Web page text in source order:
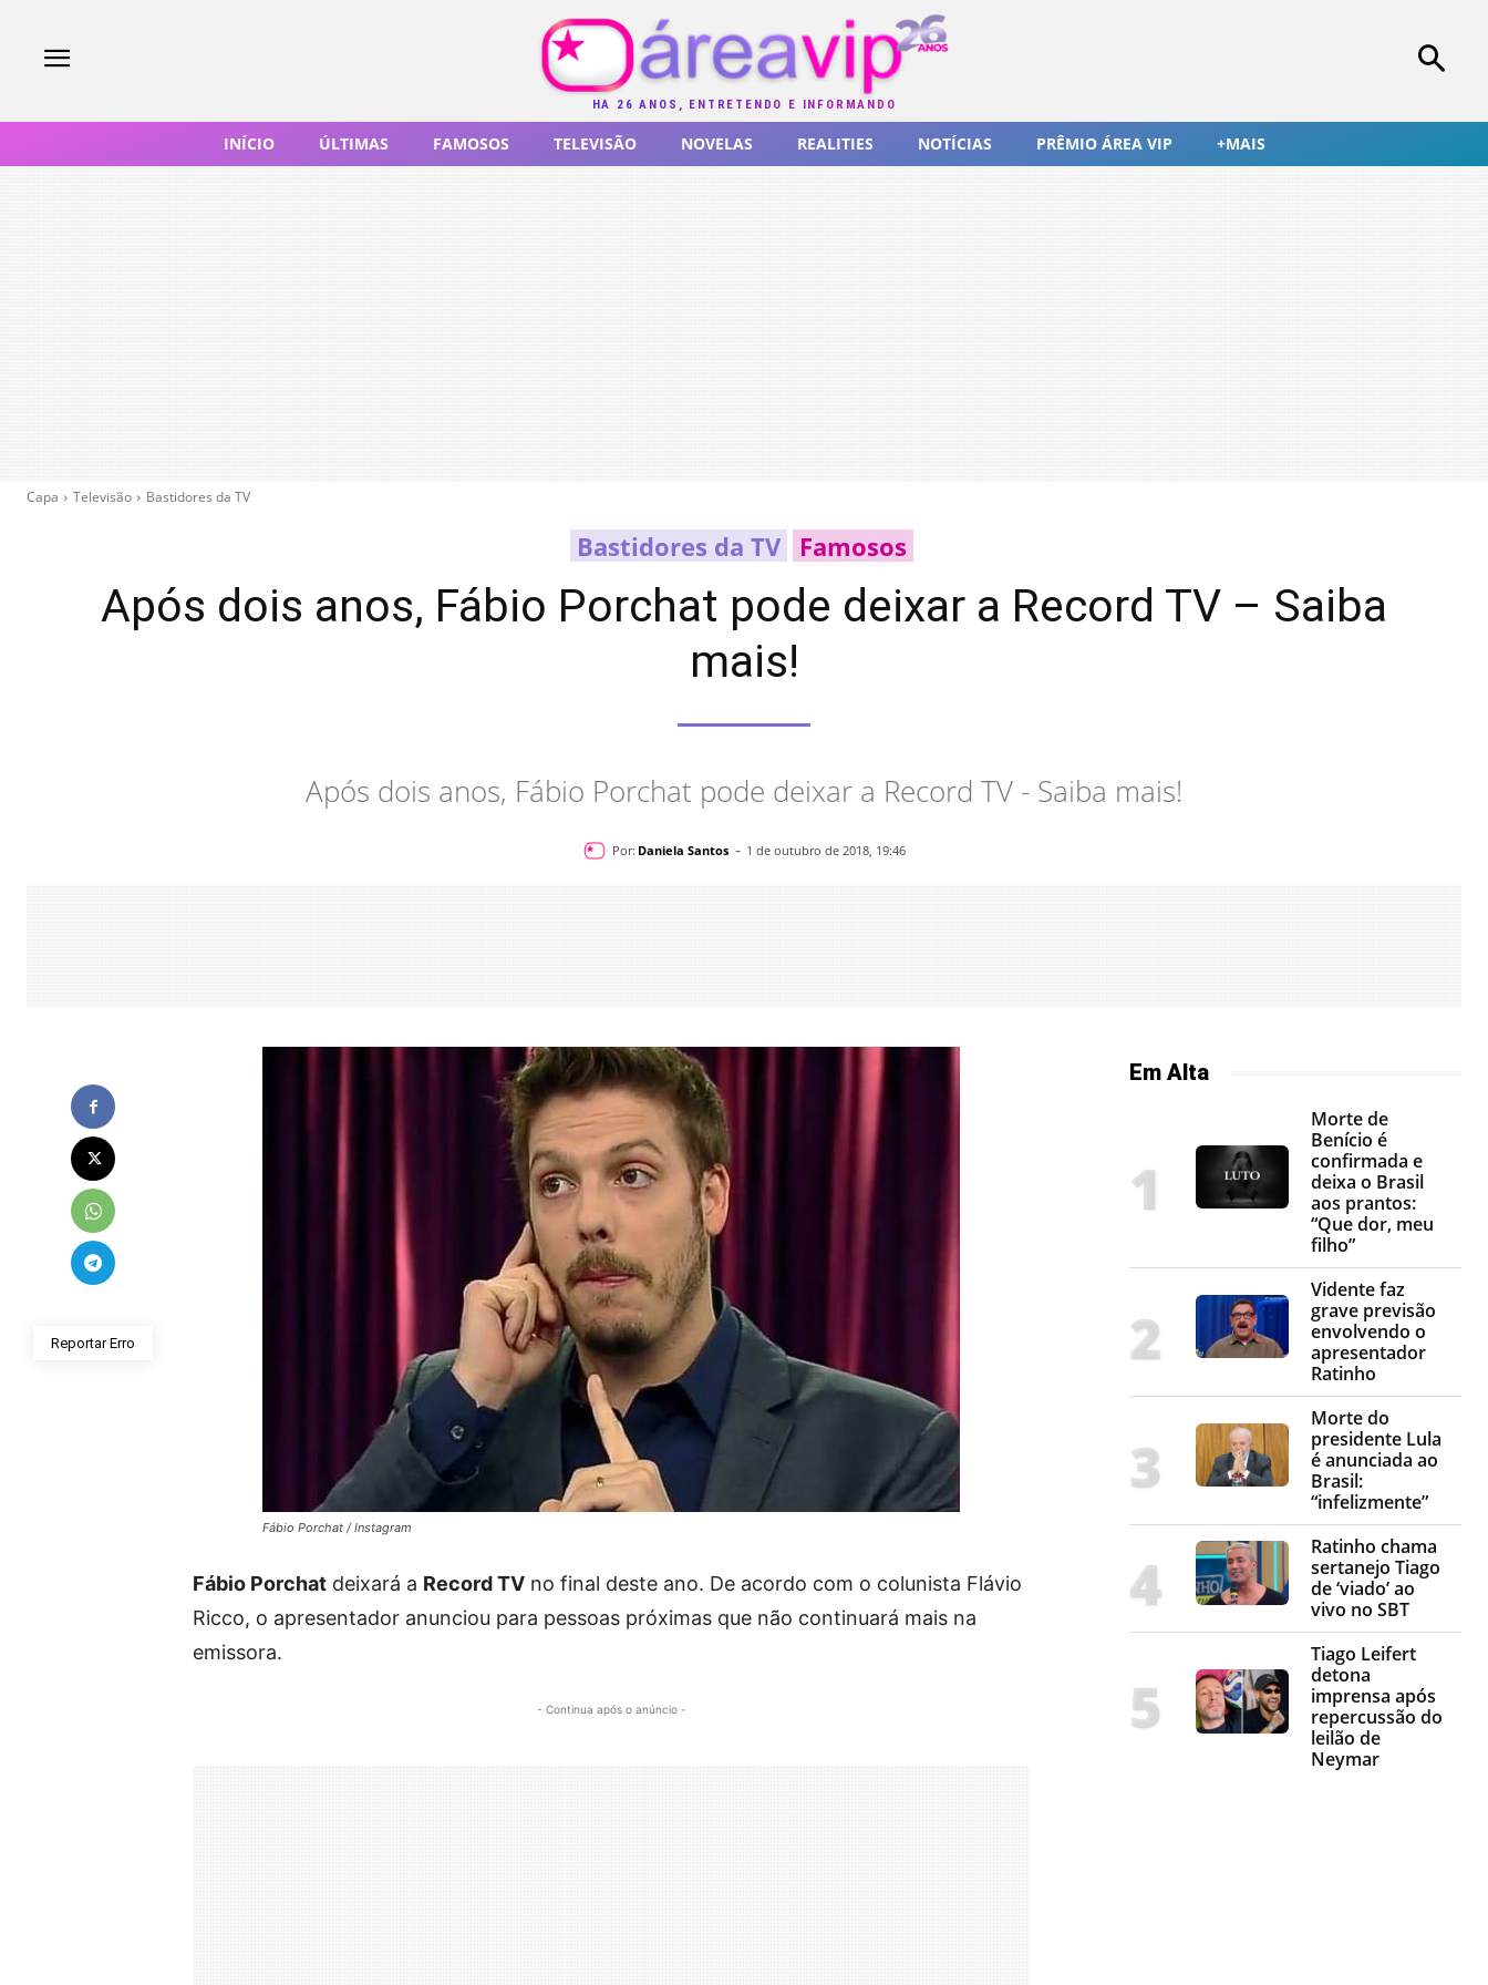
HÁ 26 ANOS, ENTRETENDO E INFORMANDO
INÍCIO ÚLTIMAS FAMOSOS TELEVISÃO NOVELAS REALITIES NOTÍCIAS PRÊMIO ÁREA VIP +MAIS
Capa Televisão Bastidores da TV
Bastidores da TV Famosos
Após dois anos, Fábio Porchat pode deixar a Record TV – Saiba
mais!
Após dois anos, Fábio Porchat pode deixar a Record TV - Saiba mais!
Por: Daniela Santos - 1 de outubro de 2018, 19:46
Reportar Erro
Fábio Porchat / Instagram
Fábio Porchat deixará a Record TV no final deste ano. De acordo com o colunista Flávio
Ricco, o apresentador anunciou para pessoas próximas que não continuará mais na
emissora.
- Continua após o anúncio -
Em Alta
Morte de
Benício é
confirmada e
deixa o Brasil
aos prantos:
“Que dor, meu
filho”
Vidente faz
grave previsão
envolvendo o
apresentador
Ratinho
Morte do
presidente Lula
é anunciada ao
Brasil:
“infelizmente”
Ratinho chama
sertanejo Tiago
de ‘viado’ ao
vivo no SBT
Tiago Leifert
detona
imprensa após
repercussão do
leilão de
Neymar